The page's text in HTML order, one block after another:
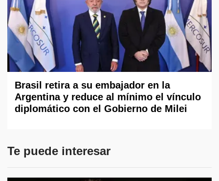
Brasil retira a su embajador en la
Argentina y reduce al mínimo el vínculo
diplomático con el Gobierno de Milei
Te puede interesar